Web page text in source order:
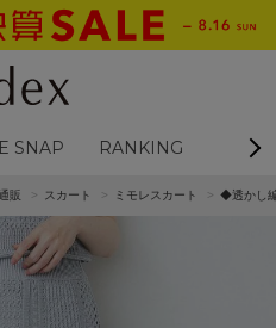
SNAP RANKING
販 スカート ミモレスカート ◆透かし